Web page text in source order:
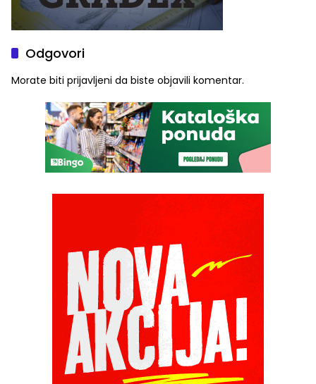
Odgovori
Morate biti prijavljeni da biste objavili komentar.